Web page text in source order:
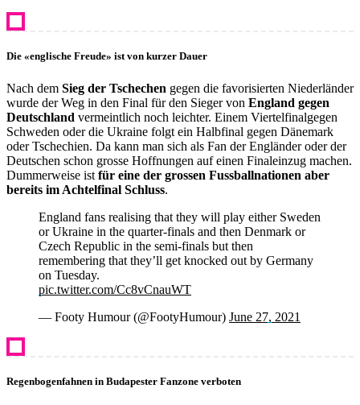
Die «englische Freude» ist von kurzer Dauer
Nach dem Sieg der Tschechen gegen die favorisierten Niederländer
wurde der Weg in den Final für den Sieger von England gegen
Deutschland vermeintlich noch leichter. Einem Viertelfinalgegen
Schweden oder die Ukraine folgt ein Halbfinal gegen Dänemark
oder Tschechien. Da kann man sich als Fan der Engländer oder der
Deutschen schon grosse Hoffnungen auf einen Finaleinzug machen.
Dummerweise ist für eine der grossen Fussballnationen aber
bereits im Achtelfinal Schluss.
England fans realising that they will play either Sweden
or Ukraine in the quarter-finals and then Denmark or
Czech Republic in the semi-finals but then
remembering that they’ll get knocked out by Germany
on Tuesday.
pic.twitter.com/Cc8vCnauWT
— Footy Humour (@FootyHumour) June 27, 2021
Regenbogenfahnen in Budapester Fanzone verboten